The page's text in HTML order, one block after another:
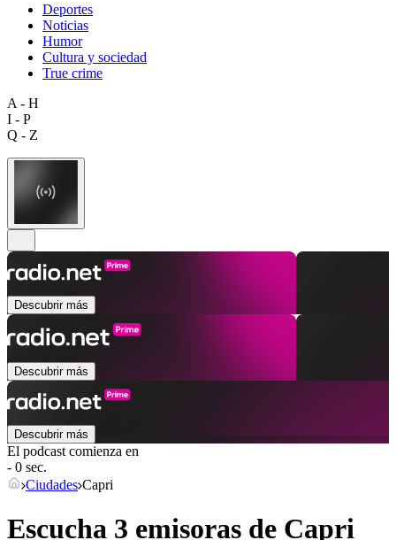
Deportes
Noticias
Humor
Cultura y sociedad
True crime
A - H
I - P
Q - Z
Descubrir más
Descubrir más
Descubrir más
El podcast comienza en
- 0 sec.
Ciudades Capri
Escucha 3 emisoras de Capri